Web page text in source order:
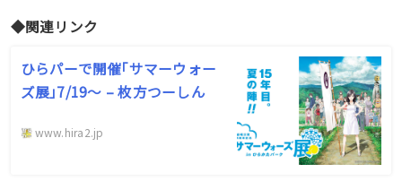
◆関連リンク
ひらパーで開催｢サマーウォー
ズ展｣7/19〜 – 枚方つーしん
www.hira2.jp